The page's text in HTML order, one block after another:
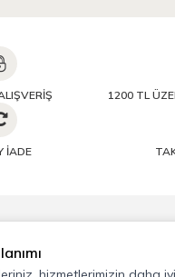
1200 TL
İADE